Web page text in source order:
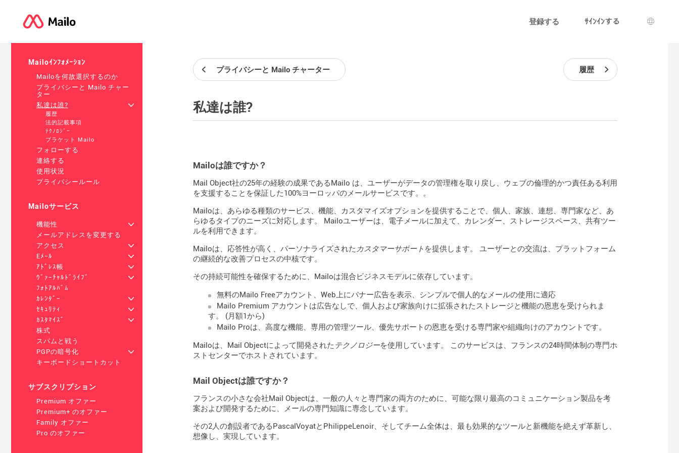
登録する ｻｲﾝｲﾝする
言語選
Mailoｲﾝﾌｫﾒｰｼｮﾝ
Mailoを何故選択するのか
プライバシーと Mailo チャー
ター
私達は誰?
+
履歴
法的記載事項
ﾃｸﾉﾛｼﾞｰ
ブラケット Mailo
フォローする
連絡する
使用状況
プライバシールール
Mailoサービス
機能性
+
メールアドレスを変更する
アクセス
+
Eﾒｰﾙ
+
ｱﾄﾞﾚｽ帳
+
ｳﾞｧｰﾁｬﾙﾄﾞﾗｲﾌﾞ
+
ﾌｫﾄｱﾙﾊﾞﾑ
ｶﾚﾝﾀﾞｰ
+
ｾｷｭﾘﾃｨ
+
ｶｽﾀﾏｲｽﾞ
+
株式
スパムと戦う
PGPの暗号化
+
キーボードショートカット
サブスクリプション
Premium オファー
Premium+ のオファー
Family オファー
Pro のオファー
プライバシーと Mailo チャーター 履歴
私達は誰?
Mailoは誰ですか？
Mail Object社の25年の経験の成果であるMailo は、ユーザーがデータの管理権を取り戻し、ウェブの倫理的かつ責任ある利用
を支援することを保証した100%ヨーロッパのメールサービスです。。
Mailoは、あらゆる種類のサービス、機能、カスタマイズオプションを提供することで、個人、家族、連想、専門家など、あ
らゆるタイプのニーズに対応します。 Mailoユーザーは、電子メールに加えて、カレンダー、ストレージスペース、共有ツー
ルを利用できます。
Mailoは、応答性が高く、パーソナライズされた カスタマーサポート を提供します。 ユーザーとの交流は、プラットフォーム
の継続的な改善プロセスの中核です。
その持続可能性を確保するために、Mailoは混合ビジネスモデルに依存しています。
無料のMailo Freeアカウント、Web上にバナー広告を表示、シンプルで個人的なメールの使用に適応
Mailo Premium アカウントは広告なしで、個人および家族向けに拡張されたストレージと機能の恩恵を受けられま
す。 (月額1から)
Mailo Proは、高度な機能、専用の管理ツール、優先サポートの恩恵を受ける専門家や組織向けのアカウントです。
Mailoは、Mail Objectによって開発された テクノロジーを使用しています。 このサービスは、フランスの24時間体制の専門ホ
ストセンターでホストされています。
Mail Objectは誰ですか？
フランスの小さな会社Mail Objectは、一般の人々と専門家の両方のために、可能な限り最高のコミュニケーション製品を考
案および開発するために、メールの専門知識に専念しています。
その2人の創設者であるPascalVoyatとPhilippeLenoir、そしてチーム全体は、最も効果的なツールと新機能を絶えず革新し、
想像し、実現しています。